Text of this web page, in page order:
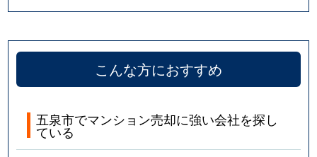
こんな方におすすめ
五泉市でマンション売却に強い会社を探し
ている